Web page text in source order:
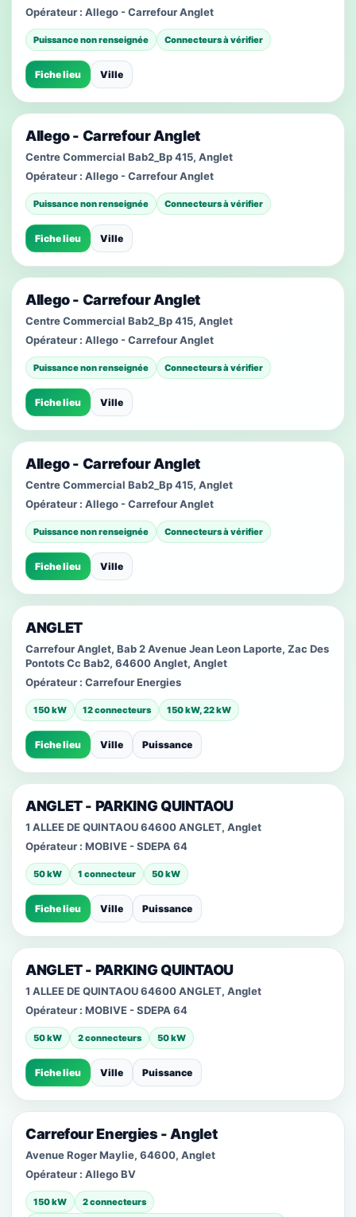
Opérateur : Allego - Carrefour Anglet
Puissance non renseignée Connecteurs à vérifier
Fiche lieu Ville
Allego - Carrefour Anglet
Centre Commercial Bab2_Bp 415, Anglet
Opérateur : Allego - Carrefour Anglet
Puissance non renseignée Connecteurs à vérifier
Fiche lieu Ville
Allego - Carrefour Anglet
Centre Commercial Bab2_Bp 415, Anglet
Opérateur : Allego - Carrefour Anglet
Puissance non renseignée Connecteurs à vérifier
Fiche lieu Ville
Allego - Carrefour Anglet
Centre Commercial Bab2_Bp 415, Anglet
Opérateur : Allego - Carrefour Anglet
Puissance non renseignée Connecteurs à vérifier
Fiche lieu Ville
ANGLET
Carrefour Anglet, Bab 2 Avenue Jean Leon Laporte, Zac Des
Pontots Cc Bab2, 64600 Anglet, Anglet
Opérateur : Carrefour Energies
150 kW 12 connecteurs 150 kW, 22 kW
Fiche lieu Ville Puissance
ANGLET - PARKING QUINTAOU
1 ALLEE DE QUINTAOU 64600 ANGLET, Anglet
Opérateur : MOBIVE - SDEPA 64
50 kW 1 connecteur 50 kW
Fiche lieu Ville Puissance
ANGLET - PARKING QUINTAOU
1 ALLEE DE QUINTAOU 64600 ANGLET, Anglet
Opérateur : MOBIVE - SDEPA 64
50 kW 2 connecteurs 50 kW
Fiche lieu Ville Puissance
Carrefour Energies - Anglet
Avenue Roger Maylie, 64600, Anglet
Opérateur : Allego BV
150 kW 2 connecteurs